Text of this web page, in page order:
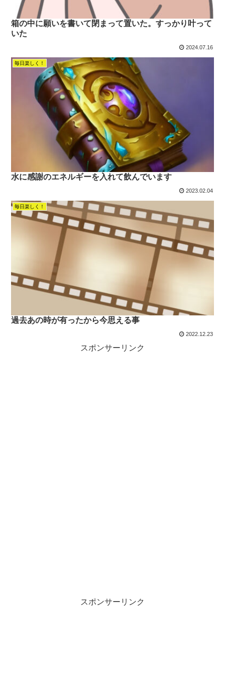
箱の中に願いを書いて閉まって置いた。すっかり叶って
いた
2024.07.16
毎日楽しく！
水に感謝のエネルギーを入れて飲んでいます
2023.02.04
毎日楽しく！
過去あの時が有ったから今思える事
2022.12.23
スポンサーリンク
スポンサーリンク